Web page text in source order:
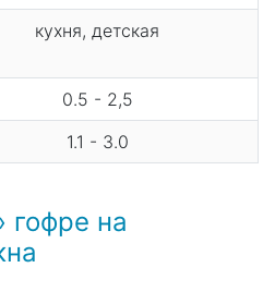
кухня, детская
0.5 - 2,5
1.1 - 3.0
гофре на